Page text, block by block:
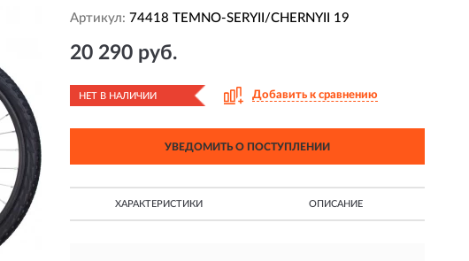
Артикул: 74418 TEMNO-SERYII/CHERNYII 19
20 290 руб.
НЕТ В НАЛИЧИИ Добавить к сравнению
УВЕДОМИТЬ О ПОСТУПЛЕНИИ
ХАРАКТЕРИСТИКИ ОПИСАНИЕ